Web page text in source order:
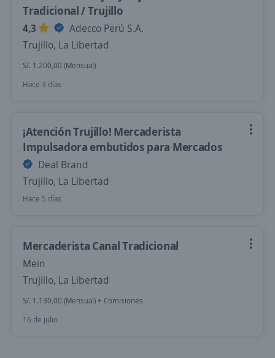
Tradicional / Trujillo
4,3
Adecco Perú S.A.
Trujillo, La Libertad
S/. 1.200,00 (Mensual)
Hace 3 días
¡Atención Trujillo! Mercaderista
Impulsadora embutidos para Mercados
Deal Brand
Trujillo, La Libertad
Hace 5 días
Mercaderista Canal Tradicional
Mein
Trujillo, La Libertad
S/. 1.130,00 (Mensual) + Comisiones
16 de julio